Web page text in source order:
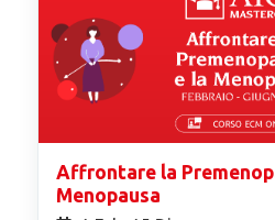
Affrontare la
Menopausa